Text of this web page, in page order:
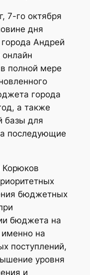
7-го октября
дня
Андрей
полной мере
города
а также
базы для
последующие
Корюков
бюджетных
бюджета на
на
поступлений,
уровня
и